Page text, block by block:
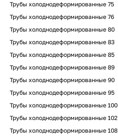
Трубы холоднодеформированные 75
Трубы холоднодеформированные 76
Трубы холоднодеформированные 80
Трубы холоднодеформированные 83
Трубы холоднодеформированные 85
Трубы холоднодеформированные 89
Трубы холоднодеформированные 90
Трубы холоднодеформированные 95
Трубы холоднодеформированные 100
Трубы холоднодеформированные 102
Трубы холоднодеформированные 108